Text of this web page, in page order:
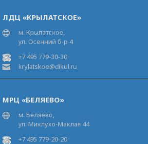
ЛДЦ «КРЫЛАТСКОЕ»
м. Крылатское,
ул. Осенний б-р 4
+7 495 779-30-30
krylatskoe@dikul.ru
МРЦ «БЕЛЯЕВО»
м. Беляево,
ул. Миклухо-Маклая 44
+7 495 779-20-20